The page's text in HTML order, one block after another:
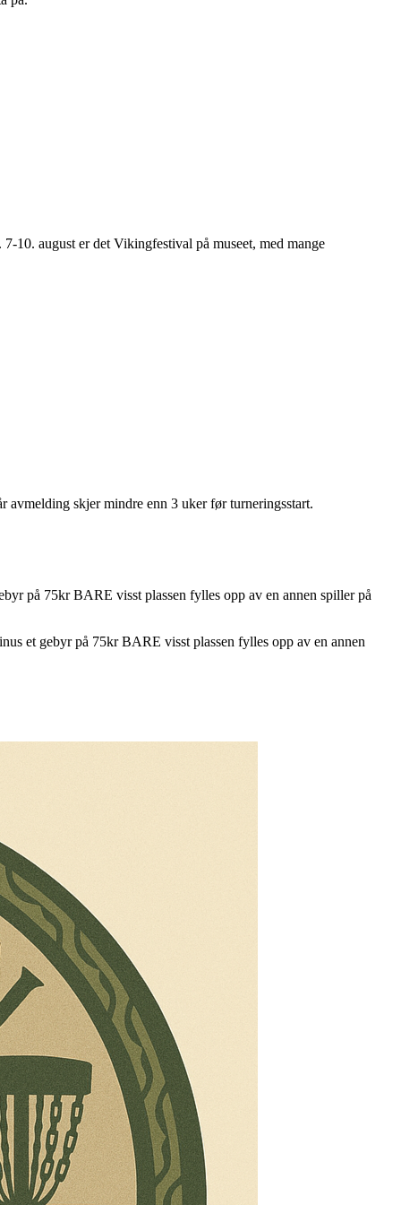
10. august er det Vikingfestival på museet, med mange
skjer mindre enn 3 uker før turneringsstart.
på 75kr BARE visst plassen fylles opp av en annen spiller på
et gebyr på 75kr BARE visst plassen fylles opp av en annen